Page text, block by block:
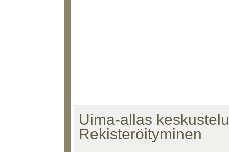
Uima-allas
Rekisteröityminen